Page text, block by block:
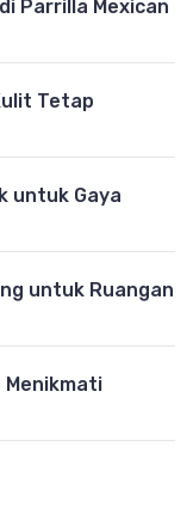
Parrilla Mexican
Tetap
untuk Gaya
untuk Ruangan